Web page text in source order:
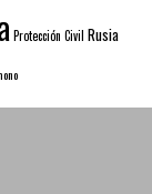
Protección Civil Rusia